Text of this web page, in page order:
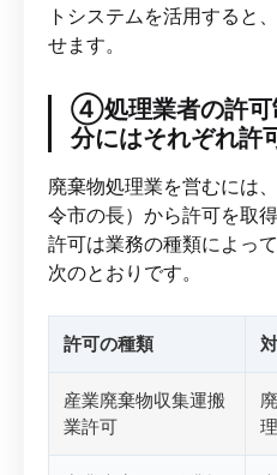
トシステムを活用すると
せます。
④処理業者の許可
分にはそれぞれ許
廃棄物処理業を営むには
令市の長）から許可を取
許可は業務の種類によっ
次のとおりです。
許可の種類
産業廃棄物収集運搬
業許可